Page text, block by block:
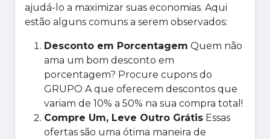
ajudá-lo a maximizar suas economias. Aqui
estão alguns comuns a serem observados:
Desconto em Porcentagem Quem não
ama um bom desconto em
porcentagem? Procure cupons do
GRUPO A que oferecem descontos que
variam de 10% a 50% na sua compra total!
Compre Um, Leve Outro Grátis Essas
ofertas são uma ótima maneira de